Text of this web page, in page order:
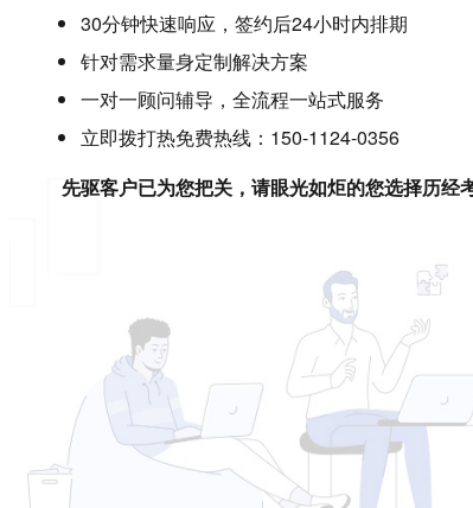
30分钟快速响应，签约后24小时内排期
针对需求量身定制解决方案
一对一顾问辅导，全流程一站式服务
立即拨打热免费热线：150-1124-0356
先驱客户已为您把关，请眼光如炬的您选择历经